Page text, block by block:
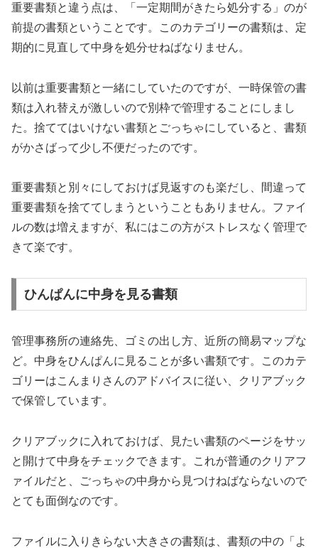
重要書類と違う点は、「一定期間がきたら処分する」のが
前提の書類ということです。このカテゴリーの書類は、定
期的に見直して中身を処分せねばなりません。
以前は重要書類と一緒にしていたのですが、一時保管の書
類は入れ替えが激しいので別枠で管理することにしまし
た。捨ててはいけない書類とごっちゃにしていると、書類
がかさばって少し不便だったのです。
重要書類と別々にしておけば見返すのも楽だし、間違って
重要書類を捨ててしまうということもありません。ファイ
ルの数は増えますが、私にはこの方がストレスなく管理で
きて楽です。
ひんぱんに中身を見る書類
管理事務所の連絡先、ゴミの出し方、近所の簡易マップな
ど。中身をひんぱんに見ることが多い書類です。このカテ
ゴリーはこんまりさんのアドバイスに従い、クリアブック
で保管しています。
クリアブックに入れておけば、見たい書類のページをサッ
と開けて中身をチェックできます。これが普通のクリアフ
ァイルだと、ごっちゃの中身から見つけねばならないので
とても面倒なのです。
ファイルに入りきらない大きさの書類は、書類の中の「よ